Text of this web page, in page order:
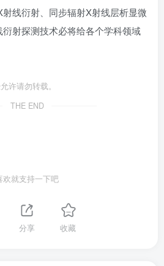
线衍射、同步辐射X射线层析显微
射探测技术必将给各个学科领域
许请勿转载。
THE END
欢就支持一下吧
分享 收藏